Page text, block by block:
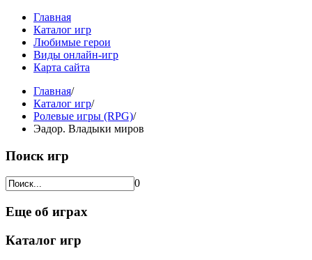
Главная
Каталог игр
Любимые герои
Виды онлайн-игр
Карта сайта
Главная/
Каталог игр/
Ролевые игры (RPG)/
Эадор. Владыки миров
Поиск игр
0
Еще об играх
Каталог игр